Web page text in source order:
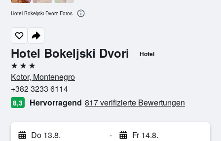
Hotel Bokeljski Dvori Hotel
3 Sterne
Kotor, Montenegro
+382 3233 6114
8,3 Hervorragend 817 verifizierte Bewertungen
Do 13.8. - Fr 14.8.
Hotel Bokeljski Dvori: Fotos